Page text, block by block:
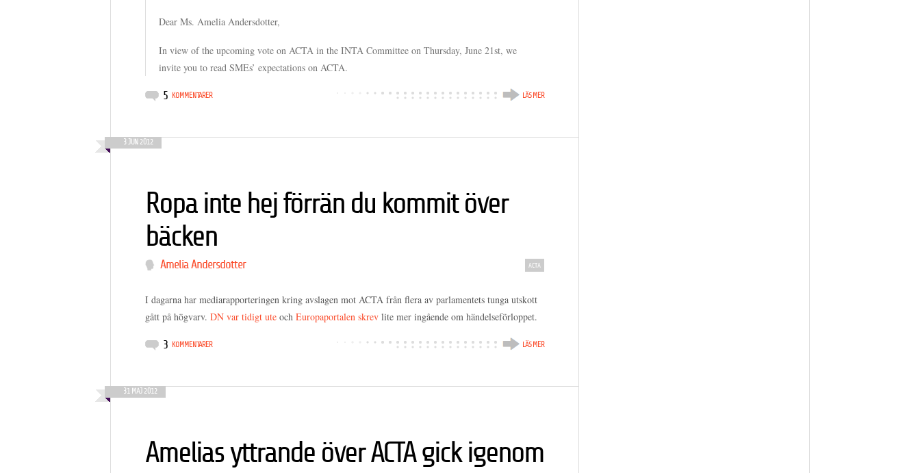
Dear Ms. Amelia Andersdotter,
In view of the upcoming vote on ACTA in the INTA Committee on Thursday, June 21st, we
invite you to read SMEs’ expectations on ACTA.
5 KOMMENTARER LÄS MER
3 JUN 2012
Ropa inte hej förrän du kommit över
bäcken
Amelia Andersdotter ACTA
I dagarna har mediarapporteringen kring avslagen mot ACTA från flera av parlamentets tunga utskott
gått på högvarv. DN var tidigt ute och Europaportalen skrev lite mer ingående om händelseförloppet.
3 KOMMENTARER LÄS MER
31 MAJ 2012
Amelias yttrande över ACTA gick igenom